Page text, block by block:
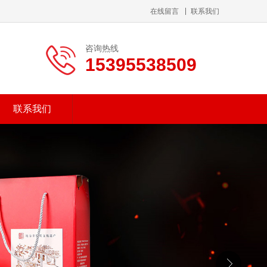
在线留言 联系我们
咨询热线
15395538509
联系我们